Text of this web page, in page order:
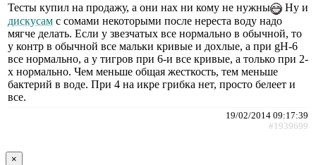
Тесты купил на продажу, а они нах ни кому не нужны
Ну и
дискусам с сомами некоторыми после нереста воду надо
мягче делать. Если у звезчатых все нормально в обычной, то
у контр в обычной все мальки кривые и дохлые, а при gН-6
все нормально, а у тигров при 6-и все кривые, а только при 2-
х нормально. Чем меньше общая жесткость, тем меньше
бактерий в воде. При 4 на икре грибка нет, просто белеет и
все.
19/02/2014 09:17:39
#1939699
×